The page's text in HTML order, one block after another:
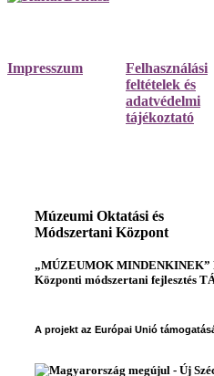
Impresszum
Felhasználási
feltételek és
adatvédelmi
tájékoztató
Múzeumi Oktatási és
Módszertani Központ
„MÚZEUMOK MINDENKINEK”
Központi módszertani fejlesztés
A projekt az Európai Unió